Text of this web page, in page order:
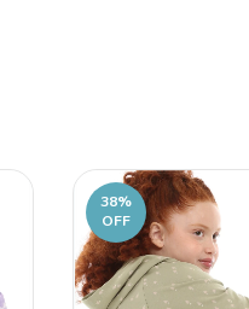
38%
OFF